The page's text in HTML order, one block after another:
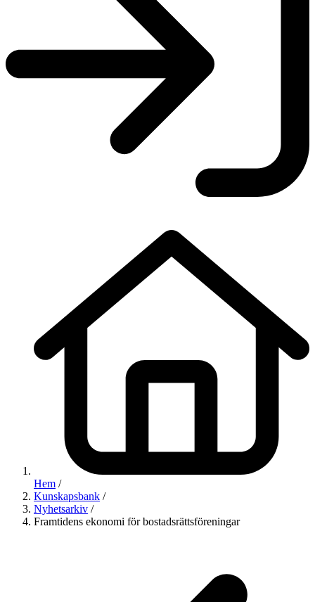
Hem /
Kunskapsbank /
Nyhetsarkiv /
Framtidens ekonomi för bostadsrättsföreningar